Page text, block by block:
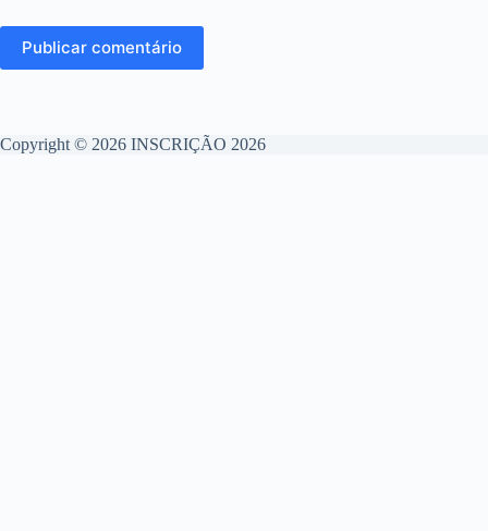
Publicar comentário
Copyright © 2026 INSCRIÇÃO 2026